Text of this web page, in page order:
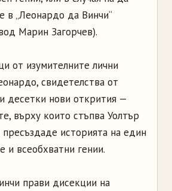
в „Леонардо да Винчи“
Марин Загорчев).
от изумителните лични
свидетелства от
десетки нови открития —
върху които стъпва Уолтър
пресъздаде историята на един
и всеобхватни гении.
прави дисекции на